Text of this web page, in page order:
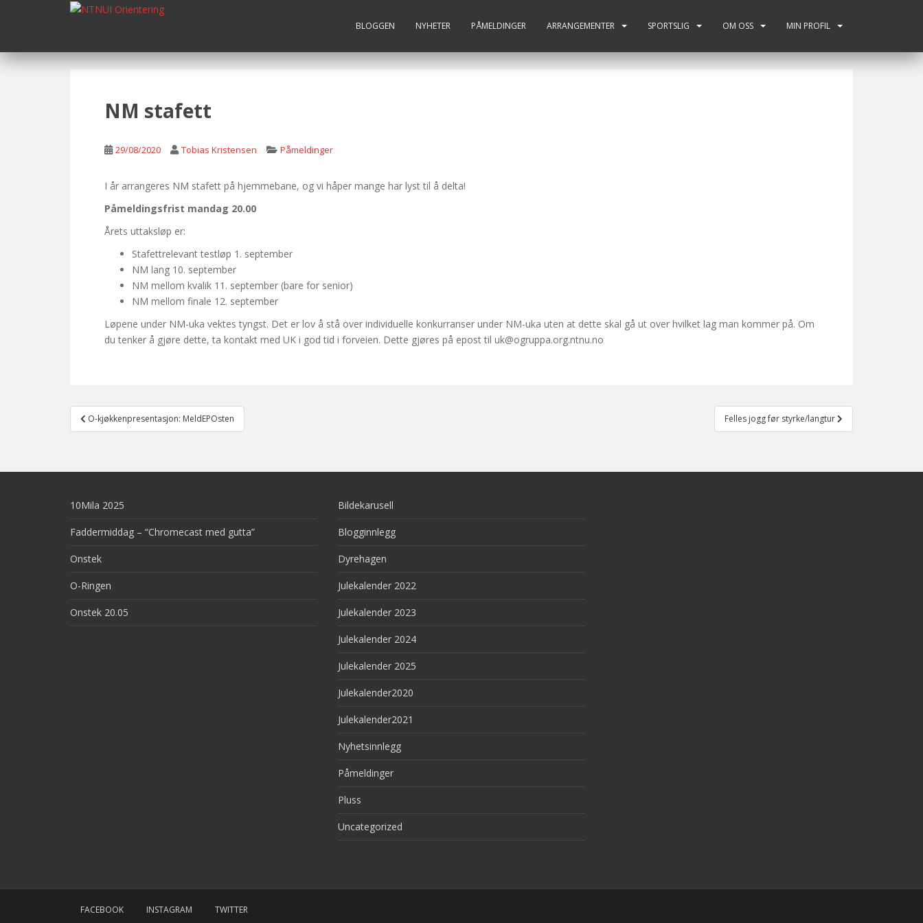
p
BLOGGEN NYHETER PÅMELDINGER ARRANGEMENTER SPORTSLIG OM OSS MIN PROFIL
NM stafett
29/08/2020 Tobias Kristensen Påmeldinger
I år arrangeres NM stafett på hjemmebane, og vi håper mange har lyst til å delta!
Påmeldingsfrist mandag 20.00
Årets uttaksløp er:
Stafettrelevant testløp 1. september
NM lang 10. september
NM mellom kvalik 11. september (bare for senior)
NM mellom finale 12. september
Løpene under NM-uka vektes tyngst. Det er lov å stå over individuelle konkurranser under NM-uka uten at dette skal gå ut over hvilket lag man kommer på. Om
du tenker å gjøre dette, ta kontakt med UK i god tid i forveien. Dette gjøres på epost til uk@ogruppa.org.ntnu.no
Post
navigation
O-kjøkkenpresentasjon: MeldEPOsten Felles jogg før styrke/langtur
10Mila 2025
Faddermiddag – “Chromecast med gutta”
Onstek
O-Ringen
Onstek 20.05
Bildekarusell
Blogginnlegg
Dyrehagen
Julekalender 2022
Julekalender 2023
Julekalender 2024
Julekalender 2025
Julekalender2020
Julekalender2021
Nyhetsinnlegg
Påmeldinger
Pluss
Uncategorized
FACEBOOK INSTAGRAM TWITTER